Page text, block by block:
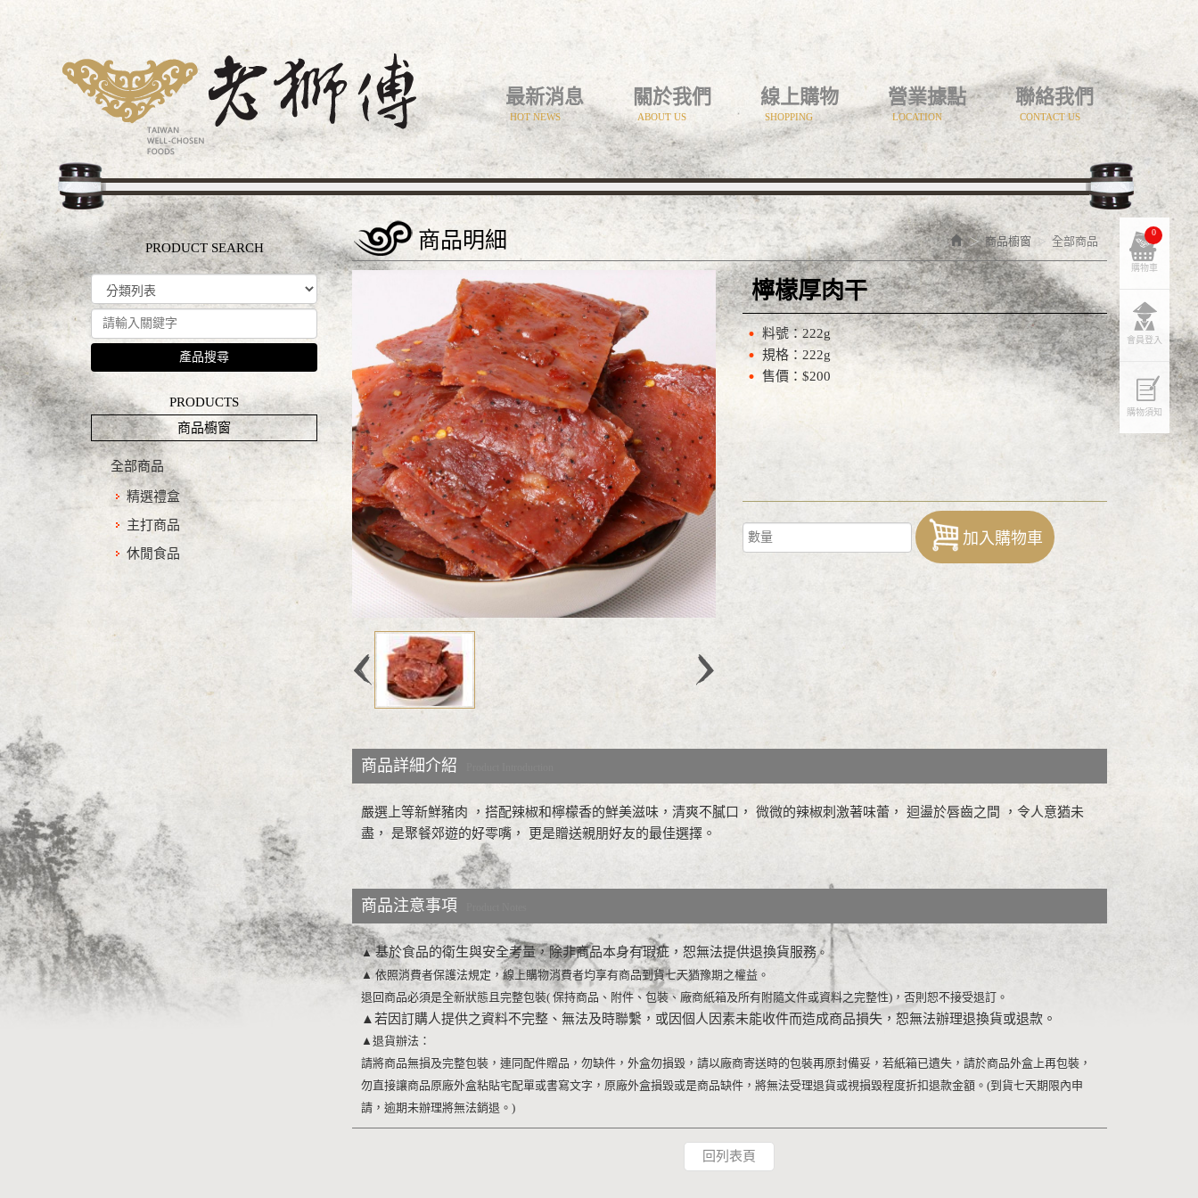
最新消息
HOT NEWS
關於我們
ABOUT US
線上購物
SHOPPING
營業據點
LOCATION
聯絡我們
CONTACT US
PRODUCT SEARCH
產品搜尋
PRODUCTS
商品櫥窗
全部商品
精選禮盒
主打商品
休閒食品
商品櫥窗 全部商品
商品明細
檸檬厚肉干
料號：222g
規格：222g
售價：$200
加入購物車
商品詳細介紹
嚴選上等新鮮豬肉 ，搭配辣椒和檸檬香的鮮美滋味，清爽不膩口， 微微的辣椒刺激著味蕾， 迴盪於唇齒之間 ，令人意猶未
盡， 是聚餐郊遊的好零嘴， 更是贈送親朋好友的最佳選擇。
商品注意事項
▲ 基於食品的衛生與安全考量，除非商品本身有瑕疵，恕無法提供退換貨服務。
▲ 依照消費者保護法規定，線上購物消費者均享有商品到貨七天猶豫期之權益。
退回商品必須是全新狀態且完整包裝( 保持商品、附件、包裝、廠商紙箱及所有附隨文件或資料之完整性)，否則恕不接受退訂。
▲若因訂購人提供之資料不完整、無法及時聯繫，或因個人因素未能收件而造成商品損失，恕無法辦理退換貨或退款。
▲ 退貨辦法：
請將商品無損及完整包裝，連同配件贈品，勿缺件，外盒勿損毀，請以廠商寄送時的包裝再原封備妥，若紙箱已遺失，請於商品外盒上再包裝，
勿直接讓商品原廠外盒粘貼宅配單或書寫文字，原廠外盒損毀或是商品缺件，將無法受理退貨或視損毀程度折扣退款金額。 (到貨七天期限內申
請，逾期未辦理將無法銷退。 )
回列表頁
購物車
0
會員登入
購物須知